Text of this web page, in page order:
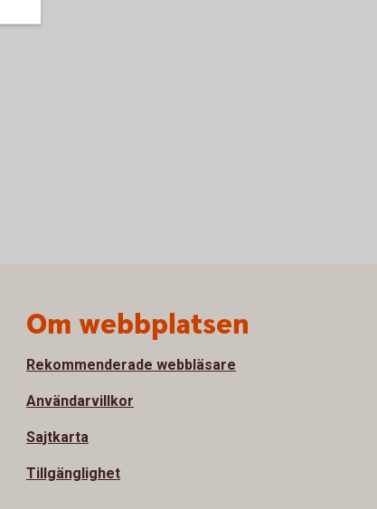
Om webbplatsen
Rekommenderade webbläsare
Användarvillkor
Sajtkarta
Tillgänglighet